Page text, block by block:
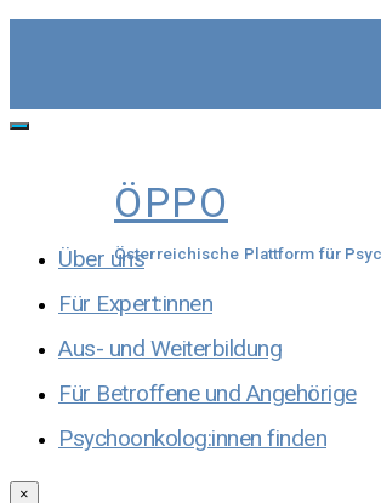
Toggle
ÖPPO
Österreichische Plattform für
Über uns
Für Expert:innen
Aus- und Weiterbildung
Für Betroffene und Angehörige
Psychoonkolog:innen finden
×